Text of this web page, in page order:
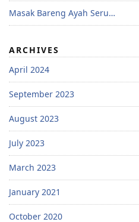
Masak Bareng Ayah Seru…
ARCHIVES
April 2024
September 2023
August 2023
July 2023
March 2023
January 2021
October 2020